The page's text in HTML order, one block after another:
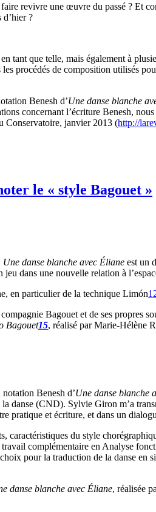
revivre une œuvre du passé ? Et
d’hier ?
que telle, mais également à
procédés de composition utilisés
Benesh d’Une danse blanche
concernant l’écriture Benesh,
Conservatoire, janvier 2013 (http://
le « style Bagouet »
Une danse blanche avec Éliane est un
dans une nouvelle relation à
en particulier de la technique Limón
Bagouet et de ses propres
Bagouet15, réalisé par Marie-Hélène
Benesh d’Une danse blanche
danse (CND). Sylvie Giron m’a
pratique et écriture, et dans un
caractéristiques du style
complémentaire en Analyse
pour la traduction de la danse
danse blanche avec Éliane, réalisée